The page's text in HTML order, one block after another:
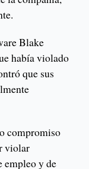
Blake
había violado
que sus
compromiso
violar
empleo y de